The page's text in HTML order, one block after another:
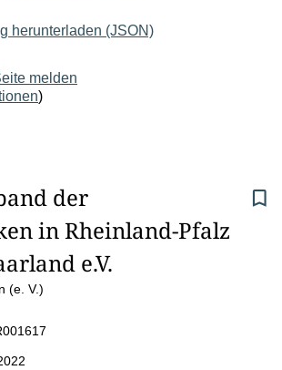
herunterladen (JSON)
melden
)
der
in Rheinland-Pfalz
e.V.
(e. V.)